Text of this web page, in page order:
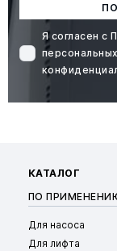
Я согласен с
КАТАЛОГ
ПО
Для насоса
Для лифта